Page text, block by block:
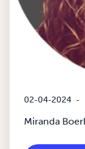
02-04-2024 -
Miranda